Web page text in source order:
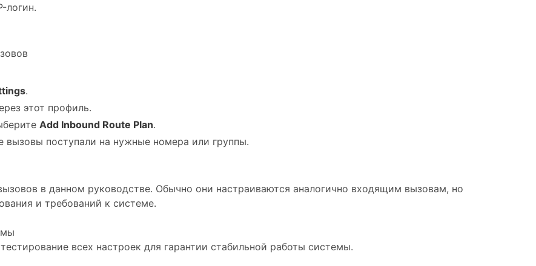
логин.
.
этот профиль.
Add Inbound Route Plan.
поступали на нужные номера или группы.
в данном руководстве. Обычно они настраиваются аналогично входящим вызовам, но
и требований к системе.
всех настроек для гарантии стабильной работы системы.